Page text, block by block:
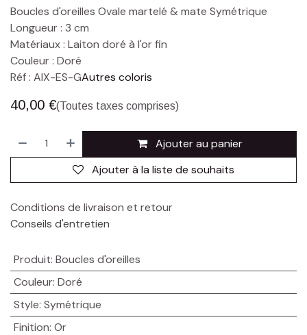
Boucles d'oreilles Ovale martelé & mate Symétrique
Longueur : 3 cm
Matériaux : Laiton doré à l'or fin
Couleur : Doré
Réf : AIX-ES-GAutres coloris
40,00 €(Toutes taxes comprises)
Ajouter au panier
Ajouter à la liste de souhaits
Conditions de livraison et retour
Conseils d'entretien
Produit: Boucles d'oreilles
Couleur: Doré
Style: Symétrique
Finition: Or